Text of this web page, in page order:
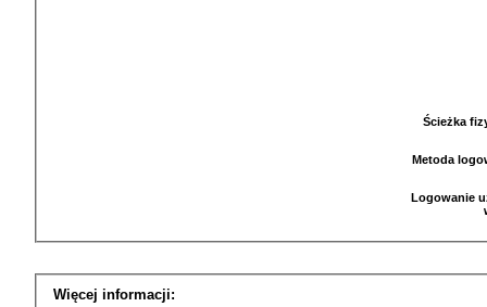
Ścieżka
Metoda
Logowanie
Więcej informacji: